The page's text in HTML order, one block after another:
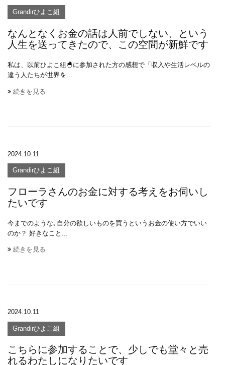
Grandirひよこ組
なんとなくお金の話は人前でしない、という
人生を送ってきたので、この空間が新鮮です
私は、以前ひよこ組🐣に参加された方の感想で「収入や生活レベルの
違う人たちが世界を...
続きを見る
2024.10.11
Grandirひよこ組
フローラさんのお金に対する考えをお伺いし
たいです
今までのような､自分の欲しいものを買うというお金の使い方でいい
のか？ 好きなこと...
続きを見る
2024.10.11
Grandirひよこ組
こちらに参加することで、少しでも堂々と売
れるわたしになりたいです